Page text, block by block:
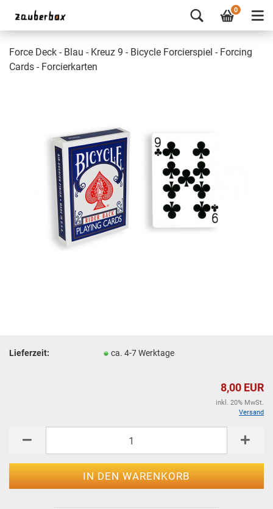
0
Force Deck - Blau - Kreuz 9 - Bicycle Forcierspiel - Forcing
Cards - Forcierkarten
Lieferzeit: ca. 4-7 Werktage
8,00 EUR
inkl. 20% MwSt.
Versand